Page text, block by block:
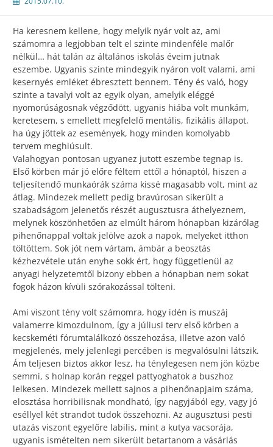
Ha keresnem kellene, hogy melyik nyár volt az, ami
számomra a legjobban telt el szinte mindenféle malőr
nélkül… hát talán az általános iskolás éveim jutnak
eszembe. Ugyanis szinte mindegyik nyáron volt valami, ami
kesernyés emléket ébresztett bennem. Tény és való, hogy
szinte a tavalyi volt az egyik olyan, amelyik eléggé
nyomorúságosnak végződött, ugyanis hiába volt munkám,
keretesem, s emellett megfelelő mentális, fizikális állapot,
ha úgy jöttek az események, hogy minden komolyabb
tervem meghiúsult.
Valahogyan pontosan ugyanez jutott eszembe tegnap is.
Első körben már jó előre féltem ettől a hónaptól, hiszen a
teljesítendő munkaórák száma kissé magasabb volt, mint az
átlag. Mindezek mellett pedig bravúrosan sikerült a
szabadságom jelenetős részét augusztusra áthelyeznem,
melynek köszönhetően az elmúlt három hónapban kizárólag
pihenőnappal voltak jelölve azok a napok, melyeket itthon
töltöttem. Sok jót nem vártam, ámbár a beosztás
kézhezvétele után enyhe sokk ért, hogy függetlenül az
anyagi helyzetemtől bizony ebben a hónapban nem sokat
fogok házon kívüli szórakozással tölteni.
Ami viszont tény volt számomra, hogy idén is muszáj
valamerre kimozdulnom, így a júliusi terv első körben a
kecskeméti fórumtalálkozó összehozása, illetve azon való
megjelenés, mely jelenlegi percében is megvalósulni látszik.
Ám teljesen biztos akkor lesz, ha ténylegesen nem jön közbe
semmi, s holnap korán reggel pattyoghatok a buszhoz
lelkesen. Mindezek mellett sajnos a pihenőnapjaim száma,
elosztása horribilisnak mondható, így nagyjából egy, vagy jó
eséllyel két strandot tudok összehozni. Az augusztusi pesti
utazás viszont egyelőre labilis, mint a kutya vacsorája,
ugyanis ismételten nem sikerült betartanom a vásárlás